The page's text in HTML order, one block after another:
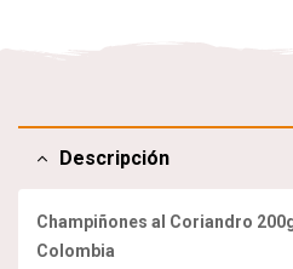
Descripción
Champiñones al Coriandro
Colombia